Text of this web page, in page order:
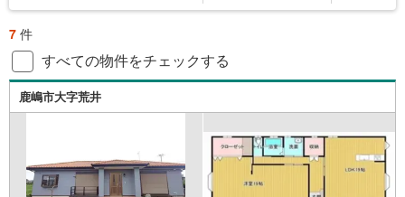
7 件
すべての物件をチェックする
鹿嶋市大字荒井